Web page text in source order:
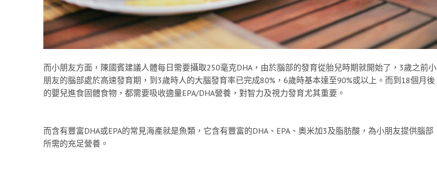
而小朋友方面，陳國賓建議人體每日需要攝取250毫克DHA，由於腦部的發育從胎兒時期就開始了，3歲之前小
朋友的腦部處於高速發育期，到3歲時人的大腦發育率已完成80%，6歲時基本達至90%或以上。而到18個月後
的嬰兒進食固體食物，都需要吸收適量EPA/DHA營養，對智力及視力發育尤其重要。
而含有豐富DHA或EPA的常見海產就是魚類，它含有豐富的DHA、EPA、奧米加3及脂肪酸，為小朋友提供腦部
所需的充足營養。